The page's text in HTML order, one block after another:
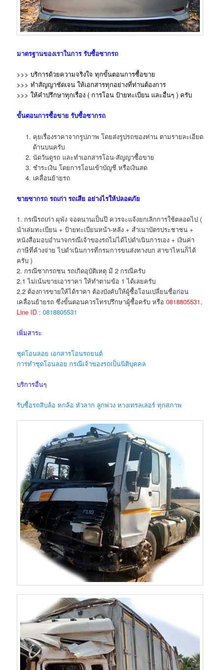
มาตรฐานของเราในการรับซื้อซากรถ
>>> บริการด้วยความจริงใจ ทุกขั้นตอนการซื้อขาย
>>> ทำสัญญาชัดเจน ให้เอกสารทุกอย่างที่ท่านต้องการ
>>> ให้คำปรึกษาทุกเรื่อง ( การโอน ป้ายทะเบียน และอื่นๆ ) ครับ
ขั้นตอนการซื้อขาย รับซื้อซากรถ
คุยเรื่องราคาจากรูปภาพ โดยส่งรูปรถของท่าน ตามรายละเอียด
ด้านบนครับ
นัดวันดูรถ และทำเอกสารโอน-สัญญาซื้อขาย
ชำระเงิน โดยการโอนเข้าบัญชี หรือเงินสด
เคลื่อนย้ายรถ
ขายซากรถ รถเก่า รถเสีย อย่างไรให้ปลอดภัย
1. กรณีรถเก่า ผุพัง จอดนานเป็นปี ควรจะแจ้งยกเลิกการใช้ตลอดไป (
นำเล่มทะเบียน + ป้ายทะเบียนหน้า-หลัง + สำเนาบัตรประชาชน +
หนังสือมอบอำนาจกรณีเจ้าของรถไม่ได้ไปดำเนินการเอง + เงินค่า
ภาษีที่ค้างจ่าย ไปดำเนินการที่กรมการขนส่งทางบก สาขาไหนก็ได้
ครับ )
2. กรณีซากรถชน รถเกิดอุบัติเหตุ มี 2 กรณีครับ
2.1 ไม่เน้นขายเอาราคา ให้ทำตามข้อ 1 ได้เลยครับ
2.2 ต้องการขายให้ได้ราคา ต้องบังคับให้ผู้ซื้อโอนเปลี่ยนชื่อก่อน
เคลื่อนย้ายรถ ซึ่งขั้นตอนควรโทรปรึกษาผู้ซื้อครับ หรือ0818805531,
Line ID :0818805531
เพิ่มสาระ
ชุดโอนลอย เอกสารโอนรถยนต์
การทำชุดโอนลอย กรณีเจ้าของรถเป็นนิติบุคคล
บริการอื่นๆ
รับซื้อรถสิบล้อ หกล้อ หัวลาก ลูกพ่วง หางเทรลเลอร์ ทุกสภาพ